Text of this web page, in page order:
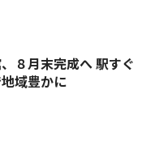
８月末完成へ 駅すぐ
域豊かに